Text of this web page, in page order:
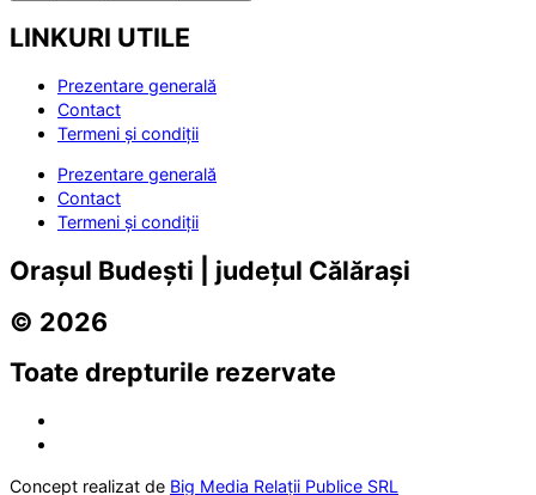
LINKURI UTILE
Prezentare generală
Contact
Termeni și condiții
Prezentare generală
Contact
Termeni și condiții
Orașul Budești | județul Călărași
© 2026
Toate drepturile rezervate
Concept realizat de Big Media Relații Publice SRL